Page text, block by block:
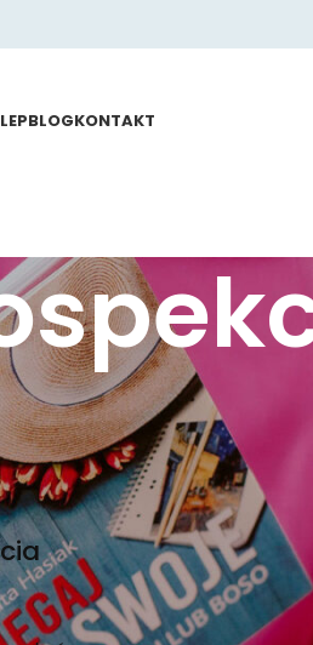
BLOGKONTAKT
KATEGORIE
Samo życie
Sięgaj po swoje
Zdrowie
OSTATNIE WPISY